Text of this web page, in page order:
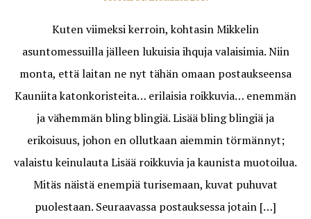
Kuten viimeksi kerroin, kohtasin Mikkelin
asuntomessuilla jälleen lukuisia ihquja valaisimia. Niin
monta, että laitan ne nyt tähän omaan postaukseensa
Kauniita katonkoristeita… erilaisia roikkuvia… enemmän
ja vähemmän bling blingiä. Lisää bling blingiä ja
erikoisuus, johon en ollutkaan aiemmin törmännyt;
valaistu keinulauta Lisää roikkuvia ja kaunista muotoilua.
Mitäs näistä enempiä turisemaan, kuvat puhuvat
puolestaan. Seuraavassa postauksessa jotain […]